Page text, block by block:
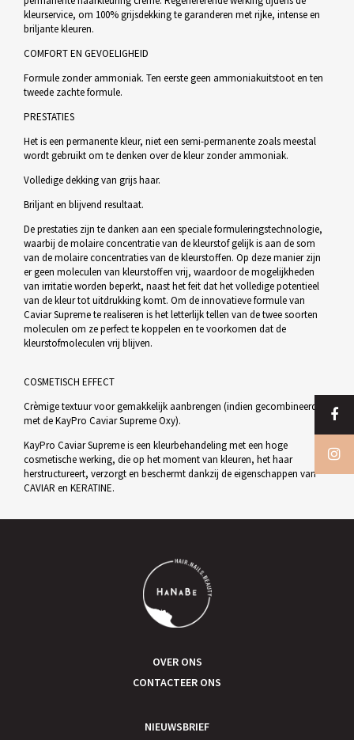
kleurservice, om 100% grijsdekking te garanderen met rijke, intense en
briljante kleuren.
COMFORT EN GEVOELIGHEID
Formule zonder ammoniak. Ten eerste geen ammoniakuitstoot en ten
tweede zachte formule.
PRESTATIES
Het is een permanente kleur, niet een semi-permanente zoals meestal
wordt gebruikt om te denken over de kleur zonder ammoniak.
Volledige dekking van grijs haar.
Briljant en blijvend resultaat.
De prestaties zijn te danken aan een speciale formuleringstechnologie,
waarbij de molaire concentratie van de kleurstof gelijk is aan de som
van de molaire concentraties van de kleurstoffen. Op deze manier zijn
er geen moleculen van kleurstoffen vrij, waardoor de mogelijkheden
van irritatie worden beperkt, naast het feit dat het volledige potentieel
van de kleur tot uitdrukking komt. Om de innovatieve formule van
Caviar Supreme te realiseren is het letterlijk tellen van de twee soorten
moleculen om ze perfect te koppelen en te voorkomen dat de
kleurstofmoleculen vrij blijven.
COSMETISCH EFFECT
Crèmige textuur voor gemakkelijk aanbrengen (indien gecombineerd
met de KayPro Caviar Supreme Oxy).
KayPro Caviar Supreme is een kleurbehandeling met een hoge
cosmetische werking, die op het moment van kleuren, het haar
herstructureert, verzorgt en beschermt dankzij de eigenschappen van
CAVIAR en KERATINE.
OVER ONS
CONTACTEER ONS
NIEUWSBRIEF